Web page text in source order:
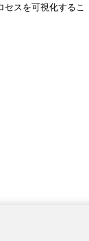
セスを可視化するこ